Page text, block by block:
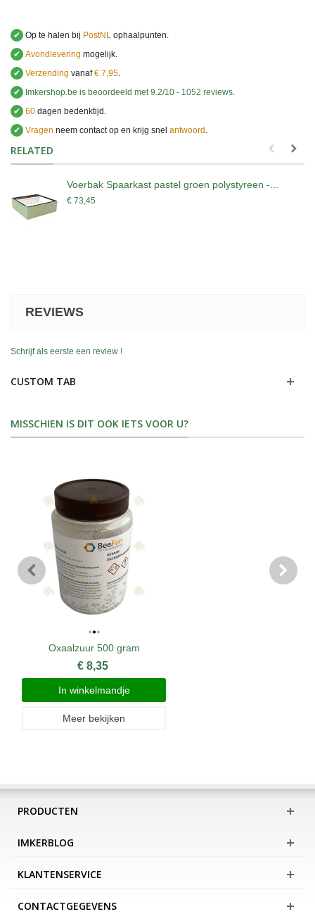
✔ Op te halen bij PostNL ophaalpunten.
✔ Avondlevering mogelijk.
✔ Verzending vanaf€ 7,95.
✔
Imkershop.be is beoordeeld met9.2/10 - 1052 reviews.
✔ 60 dagen bedenktijd.
✔ Vragen neem contact op en krijg snel antwoord .
RELATED
Voerbak Spaarkast pastel groen polystyreen -...
€ 73,45
REVIEWS
Schrijf als eerste een review !
CUSTOM TAB
MISSCHIEN IS DIT OOK IETS VOOR U?
Oxaalzuur 500 gram
€ 8,35
In winkelmandje
Meer bekijken
PRODUCTEN
IMKERBLOG
KLANTENSERVICE
CONTACTGEGEVENS